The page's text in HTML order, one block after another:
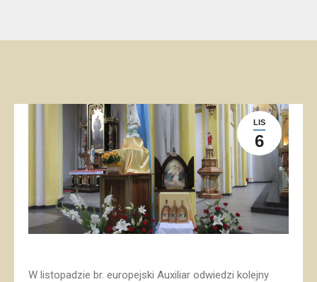
LIS
6
W listopadzie br. europejski Auxiliar odwiedzi kolejny